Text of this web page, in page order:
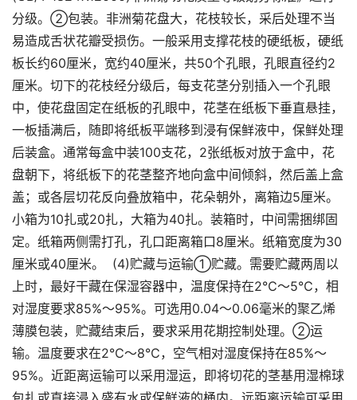
分级。②包装。非洲菊花盘大，花枝较长，采后处理不当
易造成舌状花瓣受损伤。一般采用支撑花枝的硬纸板，硬纸
板长约60厘米，宽约40厘米，共50个孔眼，孔眼直径约2
厘米。切下的花枝经分级后，每支花茎分别插入一个孔眼
中，使花盘固定在纸板的孔眼中，花茎在纸板下垂直悬挂，
一板插满后，随即将纸板平端移到浸有保鲜液中，保鲜处理
后装盒。通常每盒中装100支花，2张纸板对放于盒中，花
盘朝下，将纸板下的花茎整齐地向盒中间倾斜，然后盖上盒
盖；或各层切花反向叠放箱中，花朵朝外，离箱边5厘米。
小箱为10扎或20扎，大箱为40扎。装箱时，中间需捆绑固
定。纸箱两侧需打孔，孔口距离箱口8厘米。纸箱宽度为30
厘米或40厘米。 (4)贮藏与运输①贮藏。需要贮藏两周以
上时，最好干藏在保湿容器中，温度保持在2℃～5℃，相
对湿度要求85%～95%。可选用0.04～0.06毫米的聚乙烯
薄膜包装，贮藏结束后，要求采用花期控制处理。②运
输。温度要求在2℃～8℃，空气相对湿度保持在85%～
95%。近距离运输可以采用湿运，即将切花的茎基用湿棉球